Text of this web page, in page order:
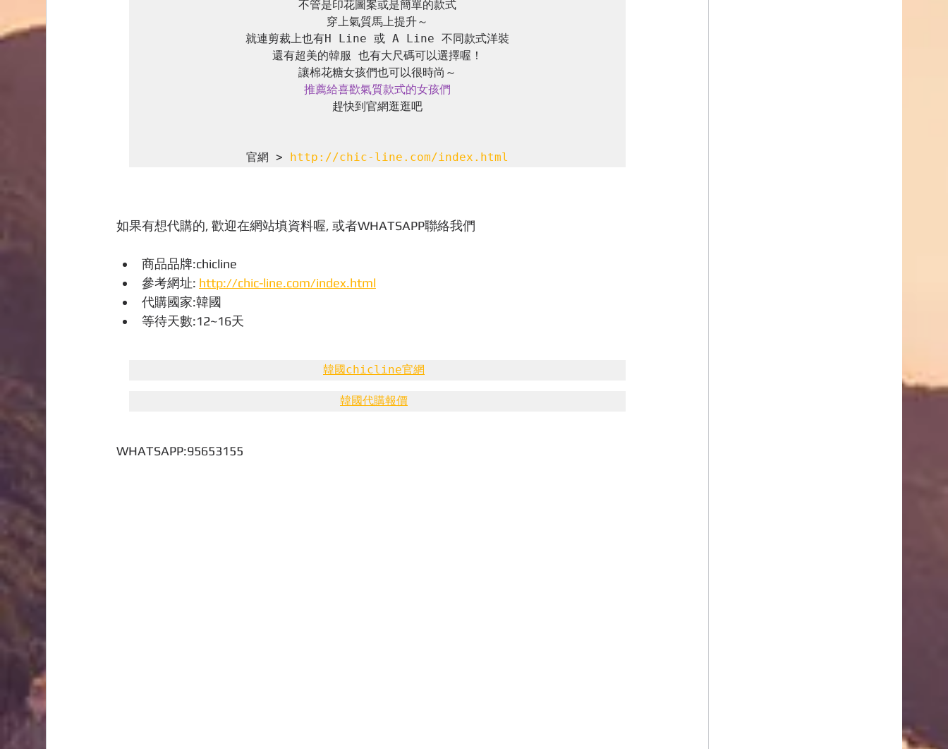
不管是印花圖案或是簡單的款式
穿上氣質馬上提升～
就連剪裁上也有H Line 或 A Line 不同款式洋裝
還有超美的韓服 也有大尺碼可以選擇喔！
推薦給喜歡氣質款式的女孩們
趕快到官網逛逛吧
官網 > http://chic-line.com/index.html
如果有想代購的, 歡迎在網站填資料喔, 或者WHATSAPP聯絡我們
商品品牌:chicline
參考網址: http://chic-line.com/index.html
代購國家:韓國
等待天數:12~16天
韓國chicline官網
韓國代購報價
WHATSAPP:95653155